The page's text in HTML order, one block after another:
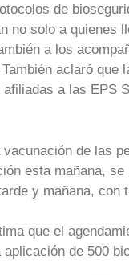
de
no solo a quienes
a los
aclaró que
afiliadas a las EPS
de las
esta mañana, se
y mañana, con
que el
de 500